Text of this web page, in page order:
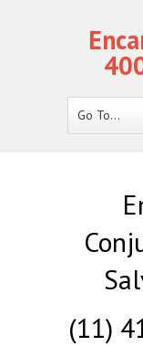
Go To...
(11)